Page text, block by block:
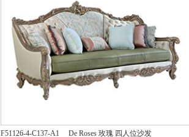
F51126-4-C137-A1
De Roses 玫瑰 四人位沙发